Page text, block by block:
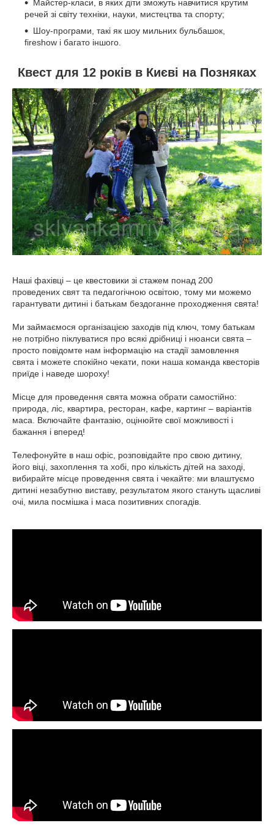
Майстер-класи, в яких діти зможуть навчитися крутим
речей зі світу техніки, науки, мистецтва та спорту;
Шоу-програми, такі як шоу мильних бульбашок,
fireshow і багато іншого.
Квест для 12 років в Києві на Позняках
Наші фахівці – це квестовики зі стажем понад 200
проведених свят та педагогічною освітою, тому ми можемо
гарантувати дитині і батькам бездоганне проходження свята!
Ми займаємося організацією заходів під ключ, тому батькам
не потрібно піклуватися про всякі дрібниці і нюанси свята –
просто повідомте нам інформацію на стадії замовлення
свята і можете спокійно чекати, поки наша команда квесторів
приїде і наведе шороху!
Місце для проведення свята можна обрати самостійно:
природа, ліс, квартира, ресторан, кафе, картинг – варіантів
маса. Включайте фантазію, оцінюйте свої можливості і
бажання і вперед!
Телефонуйте в наш офіс, розповідайте про свою дитину,
його віці, захоплення та хобі, про кількість дітей на заході,
вибирайте місце проведення свята і чекайте: ми влаштуємо
дитині незабутню виставу, результатом якого стануть щасливі
очі, мила посмішка і маса позитивних спогадів.